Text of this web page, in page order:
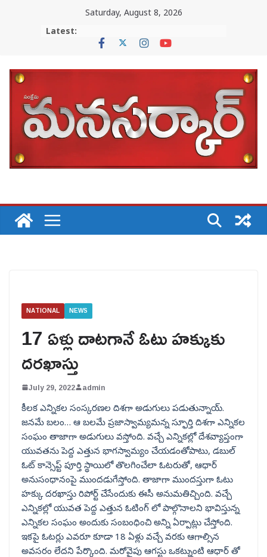
Saturday, August 8, 2026
Latest:
NATIONAL NEWS
17 ఏళ్లు దాటగానే ఓటు హక్కుకు
దరఖాస్తు
July 29, 2022 admin
కీలక ఎన్నికల సంస్కరణల దిశగా అడుగులు పడుతున్నాయ్.
జనమే బలం… ఆ బలమే ప్రజాస్వామ్యమన్న స్ఫూర్తి దిశగా ఎన్నికల
సంఘం తాజాగా అడుగులు వస్తోంది. వచ్చే ఎన్నికల్లో దేశవ్యాప్తంగా
యువతను పెద్ద ఎత్తున భాగస్వామ్యం చేయడంతోపాటు, డబుల్
ఓట్ కాన్సెప్ట్ పూర్తి స్థాయిలో తొలగించేలా ఓటరుతో, ఆధార్
అనుసంధానంపై ముందడుగేస్తోంది. తాజాగా ముందస్తుగా ఓటు
హక్కు దరఖాస్తు రిపోర్ట్ చేసేందుకు ఈసీ అనుమతిచ్చింది. వచ్చే
ఎన్నికల్లో యువత పెద్ద ఎత్తున ఓటింగ్ లో పాల్గొనాలని భావిస్తున్న
ఎన్నికల సంఘం అందుకు సంబంధించి అన్ని ఏర్పాట్లు చేస్తోంది.
ఇకపై ఓటర్లు ఎవరూ కూడా 18 ఏళ్లు వచ్చే వరకు ఆగాల్సిన
అవసరం లేదని పేర్కొంది. మరోవైపు ఆగస్టు ఒకట్నుంటి ఆధార్ తో